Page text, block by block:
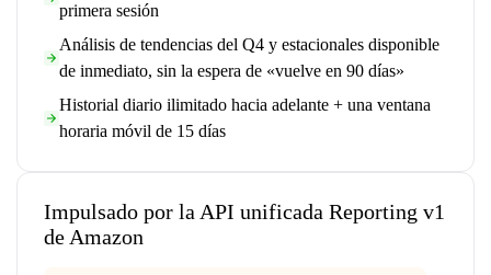
primera sesión
Análisis de tendencias del Q4 y estacionales disponible
de inmediato, sin la espera de «vuelve en 90 días»
Historial diario ilimitado hacia adelante + una ventana
horaria móvil de 15 días
Impulsado por la API unificada Reporting v1
de Amazon